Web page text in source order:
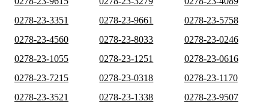
0278-23-3351
0278-23-9661
0278-23-5758
0278-23-4560
0278-23-8033
0278-23-0246
0278-23-1055
0278-23-1251
0278-23-0616
0278-23-7215
0278-23-0318
0278-23-1170
0278-23-3521
0278-23-1338
0278-23-9507